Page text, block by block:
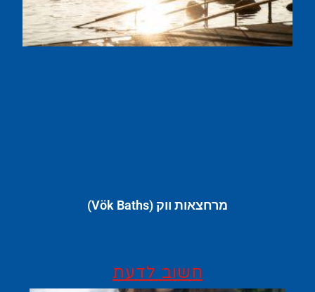
מרחצאות ווק (Vök Baths)
חשוב לדעת